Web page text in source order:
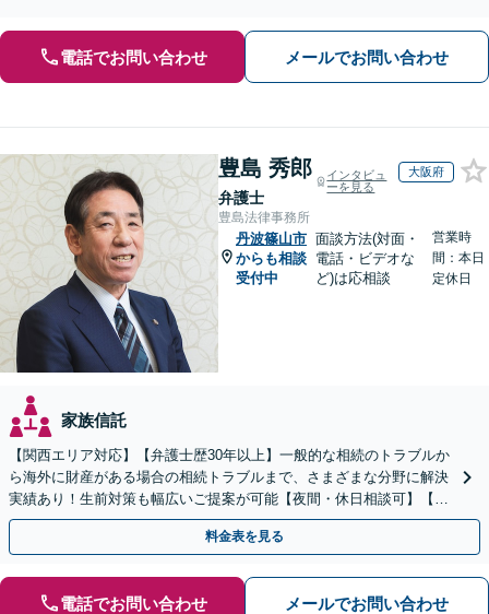
電話でお問い合わせ メールでお問い合わせ
豊島 秀郎
弁護士
インタビュ
ーを見る
大阪府
豊島法律事務所
丹波篠山市
からも相談
受付中
面談方法(対面・
電話・ビデオな
ど)は応相談
営業時
間：本日
定休日
家族信託
【関西エリア対応】【弁護士歴30年以上】一般的な相続のトラブルか
ら海外に財産がある場合の相続トラブルまで、さまざまな分野に解決
実績あり！生前対策も幅広いご提案が可能【夜間・休日相談可】【完
全個室】
料金表を見る
電話でお問い合わせ メールでお問い合わせ